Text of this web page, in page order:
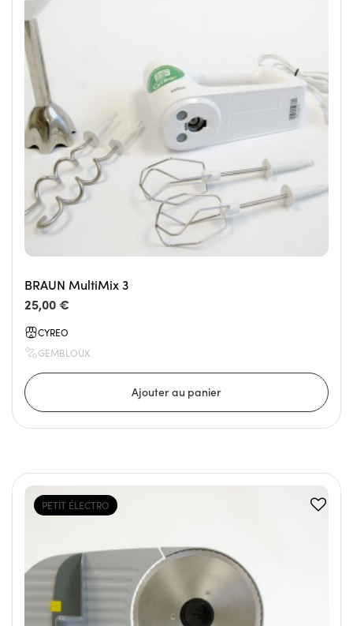
BRAUN MultiMix 3
25,00 €
CYREO
GEMBLOUX
PETIT ÉLECTRO